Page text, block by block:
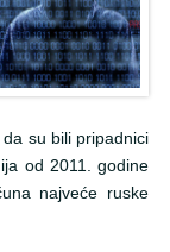
su bili pripadnici
od 2011. godine
najveće ruske